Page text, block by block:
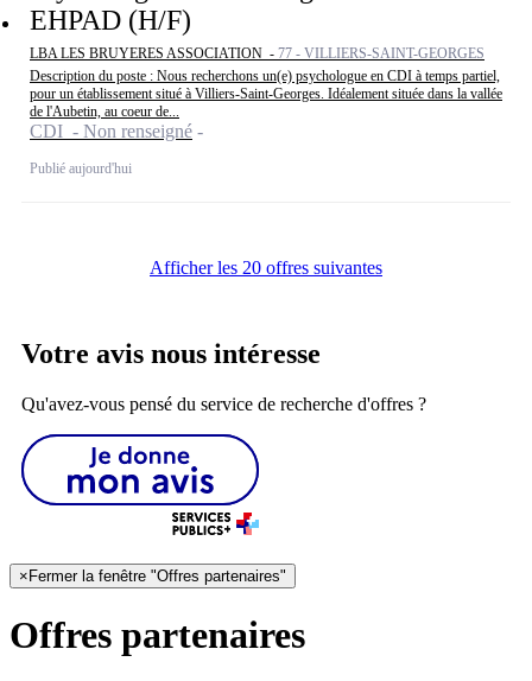
EHPAD (H/F)
LBA LES BRUYERES ASSOCIATION - 77 - VILLIERS-SAINT-GEORGES
Description du poste : Nous recherchons un(e) psychologue en CDI à temps partiel,
pour un établissement situé à Villiers-Saint-Georges. Idéalement située dans la vallée
de l'Aubetin, au coeur de...
CDI - Non renseigné
Publié aujourd'hui
Afficher les 20 offres suivantes
Votre avis nous intéresse
Qu'avez-vous pensé du service de recherche d'offres ?
×Fermer la fenêtre "Offres partenaires"
Offres partenaires